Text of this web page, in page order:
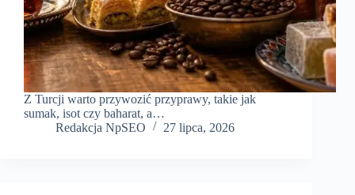
Z Turcji warto przywozić przyprawy, takie jak
sumak, isot czy baharat, a…
Redakcja NpSEO
27 lipca, 2026